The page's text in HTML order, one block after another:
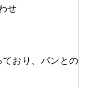
せ
ており、パンとの